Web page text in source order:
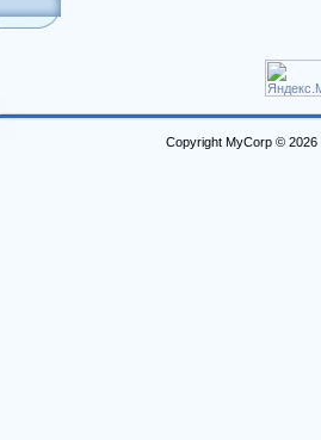
Copyright MyCorp © 2026